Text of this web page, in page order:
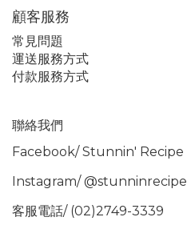
顧客服務
常見問題
運送服務方式
付款服務方式
聯絡我們
Facebook/Stunnin' Recipe
Instagram/@stunninrecipe
客服電話/ (02)2749-3339